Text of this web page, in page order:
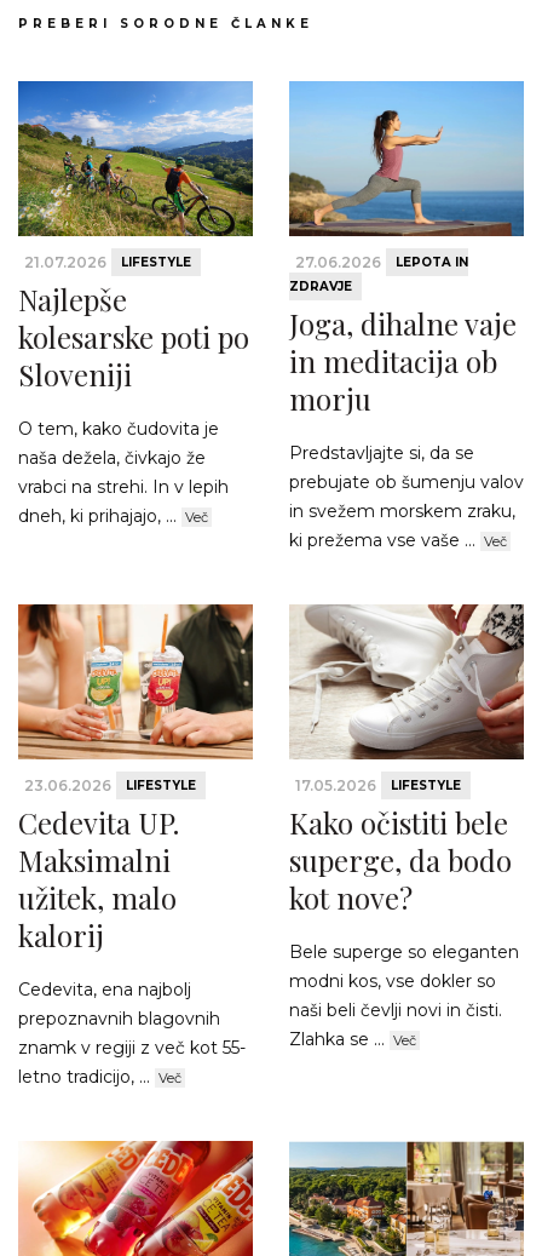
PREBERI SORODNE ČLANKE
21.07.2026 LIFESTYLE
Najlepše
kolesarske poti po
Sloveniji
O tem, kako čudovita je
naša dežela, čivkajo že
vrabci na strehi. In v lepih
dneh, ki prihajajo, ... Več
27.06.2026
LEPOTA IN
ZDRAVJE
Joga, dihalne vaje
in meditacija ob
morju
Predstavljajte si, da se
prebujate ob šumenju valov
in svežem morskem zraku,
ki prežema vse vaše ... Več
23.06.2026 LIFESTYLE
Cedevita UP.
Maksimalni
užitek, malo
kalorij
Cedevita, ena najbolj
prepoznavnih blagovnih
znamk v regiji z več kot 55-
letno tradicijo, ... Več
17.05.2026 LIFESTYLE
Kako očistiti bele
superge, da bodo
kot nove?
Bele superge so eleganten
modni kos, vse dokler so
naši beli čevlji novi in čisti.
Zlahka se ... Več